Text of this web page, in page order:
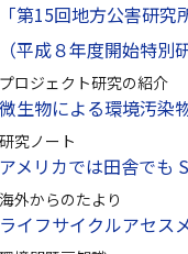
「第15回地方公害研
（平成８年度開始特
プロジェクト研究の紹介
微生物による環境汚染
研究ノート
アメリカでは田舎でも
海外からのたより
ライフサイクルアセス